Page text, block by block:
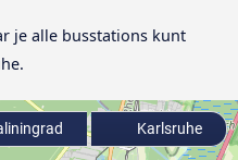
je alle busstations kunt
Karlsruhe